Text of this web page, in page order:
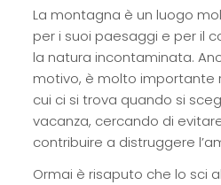
La montagna è un luogo
per i suoi paesaggi e per il
la natura incontaminata.
motivo, è molto importante
cui ci si trova quando si
vacanza, cercando di
contribuire a distruggere
Ormai è risaputo che lo sci